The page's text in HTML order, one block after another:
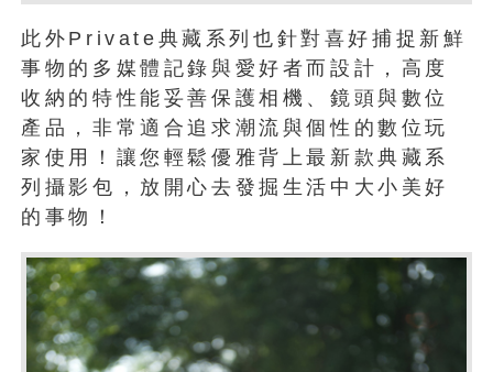
此外Private典藏系列也針對喜好捕捉新鮮
事物的多媒體記錄與愛好者而設計，高度
收納的特性能妥善保護相機、鏡頭與數位
產品，非常適合追求潮流與個性的數位玩
家使用！讓您輕鬆優雅背上最新款典藏系
列攝影包，放開心去發掘生活中大小美好
的事物！